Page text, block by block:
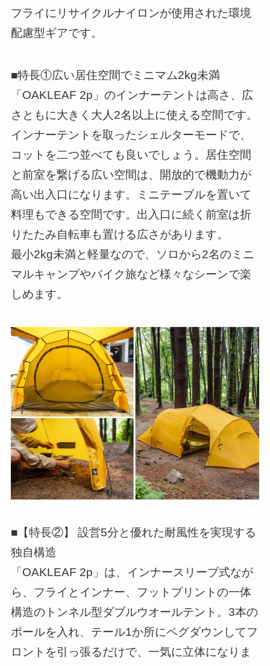
フライにリサイクルナイロンが使用された環境
配慮型ギアです。
■特長①広い居住空間でミニマム2kg未満
「OAKLEAF 2p」のインナーテントは高さ、広
さともに大きく大人2名以上に使える空間です。
インナーテントを取ったシェルターモードで、
コットを二つ並べても良いでしょう。居住空間
と前室を繋げる広い空間は、開放的で機動力が
高い出入口になります。ミニテーブルを置いて
料理もできる空間です。出入口に続く前室は折
りたたみ自転車も置ける広さがあります。
最小2kg未満と軽量なので、ソロから2名のミニ
マルキャンプやバイク旅など様々なシーンで楽
しめます。
■【特長②】 設営5分と優れた耐風性を実現する
独自構造
「OAKLEAF 2p」は、インナースリーブ式なが
ら、フライとインナー、フットプリントの一体
構造のトンネル型ダブルウオールテント。3本の
ポールを入れ、テール1か所にペグダウンしてフ
ロントを引っ張るだけで、一気に立体になりま